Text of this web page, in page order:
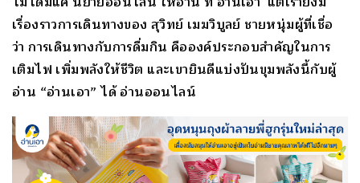
เรื่องราวการเดินทางของ สุวิทย์ เมฆวิบูลย์ ชายหนุ่มผู้ที่เชื่อ
ว่า การเดินทางกับการดื่มกิน คือองค์ประกอบสำคัญในการ
เติมไฟ เพิ่มพลังให้ชีวิต และเขายินดีแบ่งปันขุมพลังนี้กับผู้
อ่าน “อ่านเอา” ได้ อ่านออนไลน์